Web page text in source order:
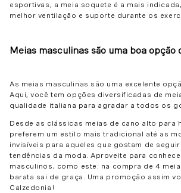
esportivas, a meia soquete é a mais
melhor ventilação e suporte durante os
Meias masculinas são uma boa opção
As meias masculinas são uma excelente
Aqui, você tem opções diversificadas de
qualidade italiana para agradar a todos os
Desde as clássicas meias de cano alto para
preferem um estilo mais tradicional até as
invisíveis para aqueles que gostam de
tendências da moda. Aproveite para
masculinos, como este: na compra de 4
barata sai de graça. Uma promoção assim
Calzedonia!